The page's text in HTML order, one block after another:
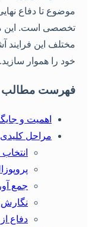
موضوع تا دفاع نهایی،
تخصصی است. این مقاله
مختلف این فرایند
خود را هموار سازید.
فهرست مطالب
اهمیت و جایگاه
مراحل کلیدی
انتخاب
پروپوزال
جمع آوری
نگارش
دفاع از